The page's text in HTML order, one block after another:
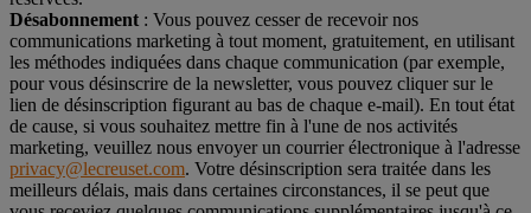
Désabonnement : Vous pouvez cesser de recevoir nos
communications marketing à tout moment, gratuitement, en utilisant
les méthodes indiquées dans chaque communication (par exemple,
pour vous désinscrire de la newsletter, vous pouvez cliquer sur le
lien de désinscription figurant au bas de chaque e-mail). En tout état
de cause, si vous souhaitez mettre fin à l'une de nos activités
marketing, veuillez nous envoyer un courrier électronique à l'adresse
privacy@lecreuset.com. Votre désinscription sera traitée dans les
meilleurs délais, mais dans certaines circonstances, il se peut que